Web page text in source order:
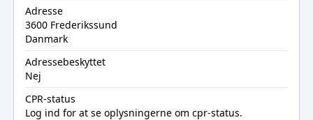
Adresse
3600 Frederikssund
Danmark
Adressebeskyttet
Nej
CPR-status
Log ind for at se oplysningerne om cpr-status.